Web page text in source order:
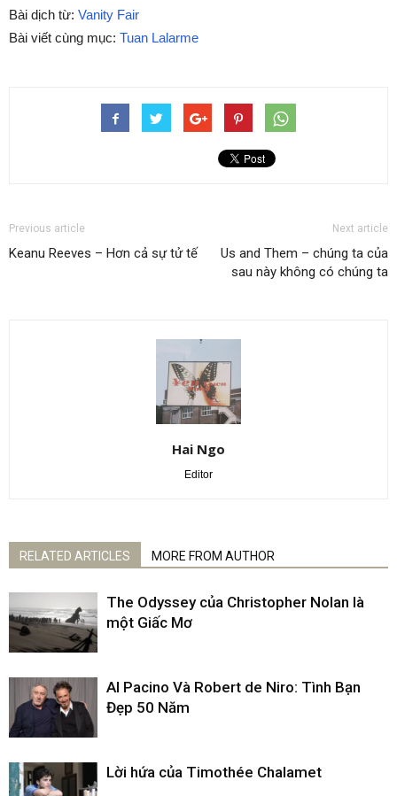
Bài dịch từ: Vanity Fair
Bài viết cùng mục: Tuan Lalarme
Previous article
Keanu Reeves – Hơn cả sự tử tế
Next article
Us and Them – chúng ta của
sau này không có chúng ta
Hai Ngo
Editor
RELATED ARTICLES MORE FROM AUTHOR
The Odyssey của Christopher Nolan là
một Giấc Mơ
Al Pacino Và Robert de Niro: Tình Bạn
Đẹp 50 Năm
Lời hứa của Timothée Chalamet